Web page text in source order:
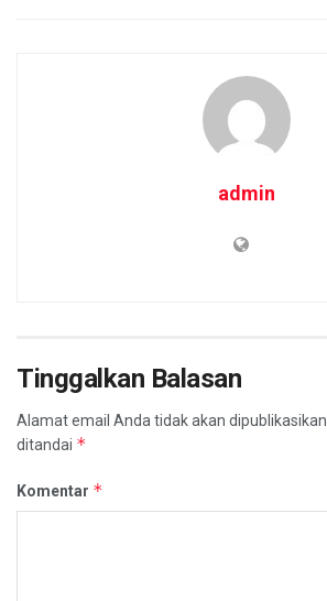
admin
Tinggalkan Balasan
Alamat email Anda tidak akan dipublikasikan.
ditandai *
Komentar *